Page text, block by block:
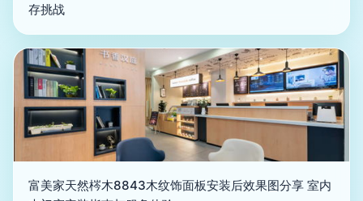
存挑战
富美家天然梣木8843木纹饰面板安装后效果图分享 室内